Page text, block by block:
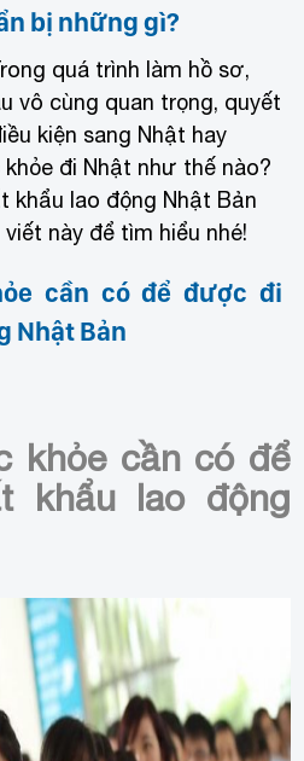
bị những gì?
quá trình làm hồ sơ,
vô cùng quan trọng, quyết
kiện sang Nhật hay
đi Nhật như thế nào?
khẩu lao động Nhật Bản
này để tìm hiểu nhé!
cần có để được đi
Nhật Bản
khỏe cần có để
khẩu lao động